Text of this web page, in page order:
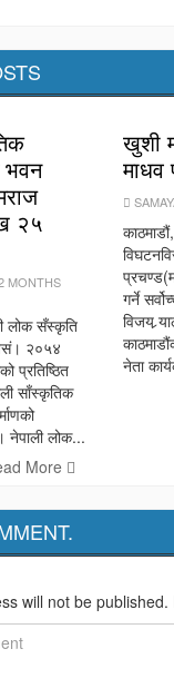
भवन
२५
MONTHS
लोक सँस्कृति
२०५४
प्रतिष्ठित
साँस्कृतिक
नेपाली लोक...
More
खुशी
गर्ने
विजय
नेता
will not be